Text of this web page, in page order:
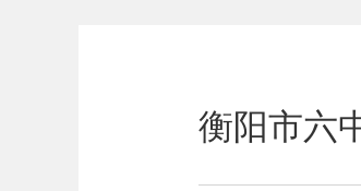
衡阳市六